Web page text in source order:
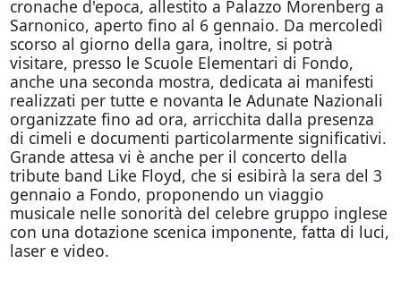
cronache d'epoca, allestito a Palazzo Morenberg a
Sarnonico, aperto fino al 6 gennaio. Da mercoledì
scorso al giorno della gara, inoltre, si potrà
visitare, presso le Scuole Elementari di Fondo,
anche una seconda mostra, dedicata ai manifesti
realizzati per tutte e novanta le Adunate Nazionali
organizzate fino ad ora, arricchita dalla presenza
di cimeli e documenti particolarmente significativi.
Grande attesa vi è anche per il concerto della
tribute band Like Floyd, che si esibirà la sera del 3
gennaio a Fondo, proponendo un viaggio
musicale nelle sonorità del celebre gruppo inglese
con una dotazione scenica imponente, fatta di luci,
laser e video.